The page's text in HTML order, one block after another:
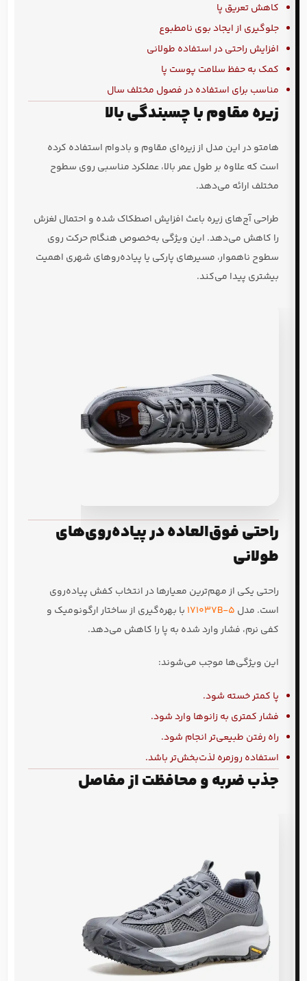
کاهش تعریق پا
جلوگیری از ایجاد بوی نامطبوع
افزایش راحتی در استفاده طولانی
کمک به حفظ سلامت پوست پا
مناسب برای استفاده در فصول مختلف سال
زیره مقاوم با چسبندگی بالا
هامتو در این مدل از زیره‌ای مقاوم و بادوام استفاده کرده
است که علاوه بر طول عمر بالا، عملکرد مناسبی روی سطوح
مختلف ارائه می‌دهد.
طراحی آج‌های زیره باعث افزایش اصطکاک شده و احتمال لغزش
را کاهش می‌دهد. این ویژگی به‌خصوص هنگام حرکت روی
سطوح ناهموار، مسیرهای پارکی یا پیاده‌روهای شهری اهمیت
بیشتری پیدا می‌کند.
راحتی فوق‌العاده در پیاده‌روی‌های
طولانی
راحتی یکی از مهم‌ترین معیارها در انتخاب کفش پیاده‌روی
است. مدل 171037B-5 با بهره‌گیری از ساختار ارگونومیک و
کفی نرم، فشار وارد شده به پا را کاهش می‌دهد.
این ویژگی‌ها موجب می‌شوند:
پا کمتر خسته شود.
فشار کمتری به زانوها وارد شود.
راه رفتن طبیعی‌تر انجام شود.
استفاده روزمره لذت‌بخش‌تر باشد.
جذب ضربه و محافظت از مفاصل